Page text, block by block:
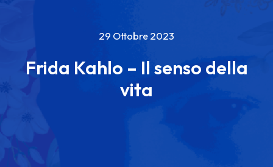
29 Ottobre 2023
Frida Kahlo – Il senso della
vita